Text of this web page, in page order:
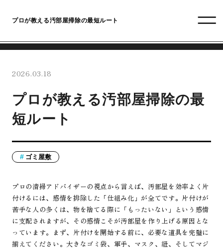
プロが教える汚部屋掃除の最短ルート
2026.03.18
プロが教える汚部屋掃除の最
短ルート
ゴミ屋敷
プロの清掃アドバイザーの視点から言えば、汚部屋を効率よく片
付けるには、感情を排除した「仕組み化」が全てです。片付けが
苦手な人の多くは、物を捨てる際に「もったいない」という感情
に支配されますが、その感情こそが汚部屋を作り上げる原因とな
っています。まず、片付けを開始する前に、必要な道具を完璧に
揃えてください。大きなゴミ袋、軍手、マスク、紐、そしてマジ